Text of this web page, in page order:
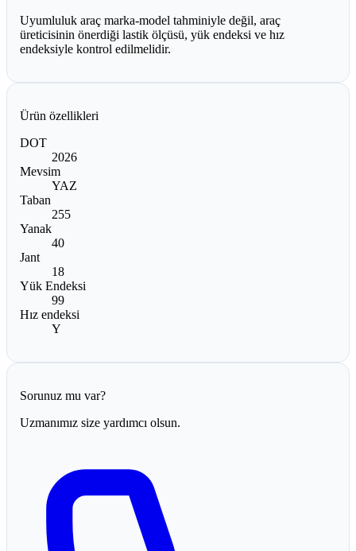
Uyumluluk araç marka-model tahminiyle değil, araç
üreticisinin önerdiği lastik ölçüsü, yük endeksi ve hız
endeksiyle kontrol edilmelidir.
Ürün özellikleri
DOT
2026
Mevsim
YAZ
Taban
255
Yanak
40
Jant
18
Yük Endeksi
99
Hız endeksi
Y
Sorunuz mu var?
Uzmanımız size yardımcı olsun.